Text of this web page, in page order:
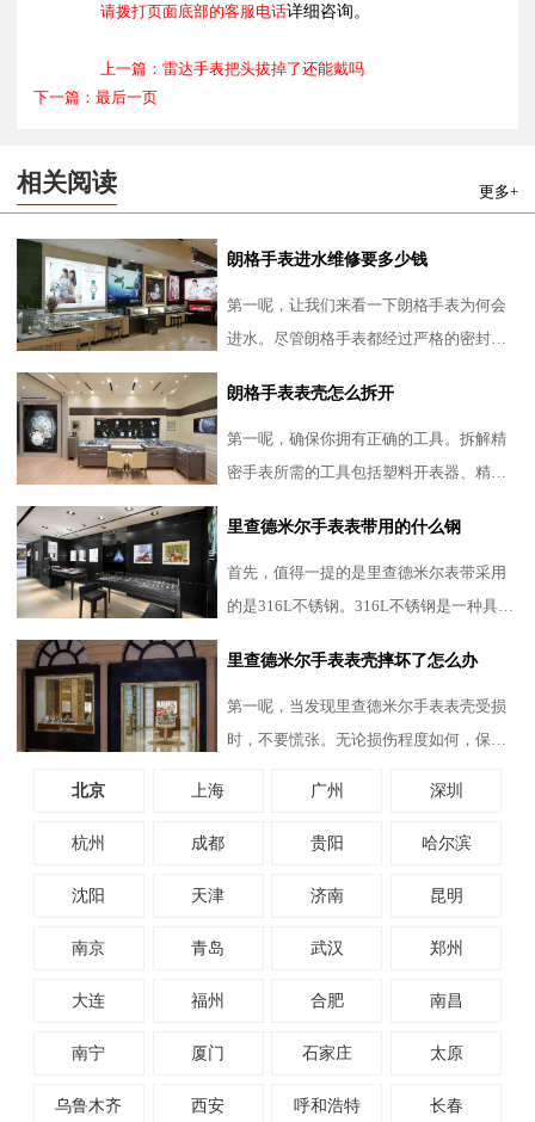
请拨打页面底部的客服电话详细咨询。
上一篇：雷达手表把头拔掉了还能戴吗
下一篇：最后一页
相关阅读 更多+
朗格手表进水维修要多少钱
第一呢，让我们来看一下朗格手表为何会
进水。尽管朗格手表都经过严格的密封处
潮湿环境下长时间使用、
朗格手表表壳怎么拆开
第一呢，确保你拥有正确的工具。拆解精
密手表所需的工具包括塑料开表器、精细
此外，还需要一个干净、
里查德米尔手表表带用的什么钢
首先，值得一提的是里查德米尔表带采用
的是316L不锈钢。316L不锈钢是一种具有
航天、制药以及高端腕表
里查德米尔手表表壳摔坏了怎么办
第一呢，当发现里查德米尔手表表壳受损
时，不要慌张。无论损伤程度如何，保持
北京 上海 广州 深圳
杭州 成都 贵阳 哈尔滨
沈阳 天津 济南 昆明
南京 青岛 武汉 郑州
大连 福州 合肥 南昌
南宁 厦门 石家庄 太原
乌鲁木齐 西安 呼和浩特 长春